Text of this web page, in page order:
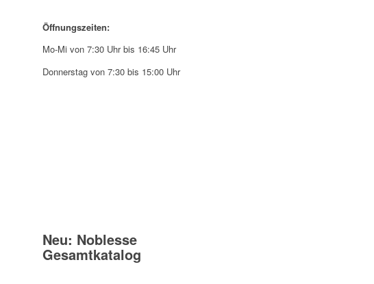
Öffnungszeiten:
Mo-Mi von 7:30 Uhr bis 16:45 Uhr
Donnerstag von 7:30 bis 15:00 Uhr
Neu: Noblesse
Gesamtkatalog